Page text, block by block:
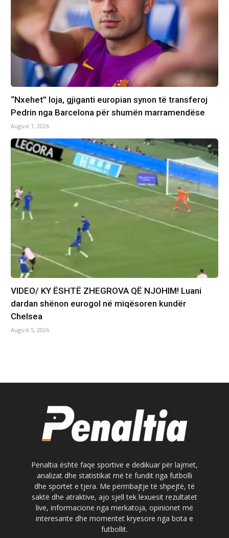
“Nxehet” loja, gjiganti europian synon të transferoj
Pedrin nga Barcelona për shumën marramendëse
August 1, 2026
VIDEO/ KY ËSHTË ZHEGROVA QË NJOHIM! Luani
dardan shënon eurogol në miqësoren kundër
Chelsea
August 5, 2026
Penaltia është faqe sportive e dedikuar për lajmet,
analizat dhe statistikat më të fundit nga futbolli
dhe sportet e tjera. Me përmbajtje të shpejtë, të
saktë dhe atraktive, ajo sjell tek lexuesit rezultatet
live, informacione nga merkatoja, opinionet më
interesante dhe momentet kryesore nga bota e
futbollit.